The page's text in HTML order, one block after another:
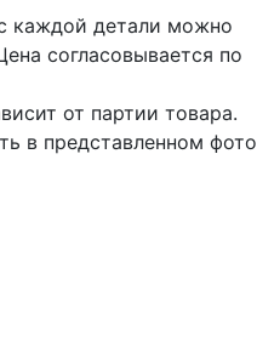
каждой детали можно
согласовывается по
от партии товара.
в представленном фото